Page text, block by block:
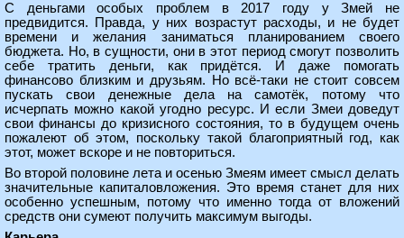
С деньгами особых проблем в 2017 году у Змей не
предвидится. Правда, у них возрастут расходы, и не будет
времени и желания заниматься планированием своего
бюджета. Но, в сущности, они в этот период смогут позволить
себе тратить деньги, как придётся. И даже помогать
финансово близким и друзьям. Но всё-таки не стоит совсем
пускать свои денежные дела на самотёк, потому что
исчерпать можно какой угодно ресурс. И если Змеи доведут
свои финансы до кризисного состояния, то в будущем очень
пожалеют об этом, поскольку такой благоприятный год, как
этот, может вскоре и не повториться.
Во второй половине лета и осенью Змеям имеет смысл делать
значительные капиталовложения. Это время станет для них
особенно успешным, потому что именно тогда от вложений
средств они сумеют получить максимум выгоды.